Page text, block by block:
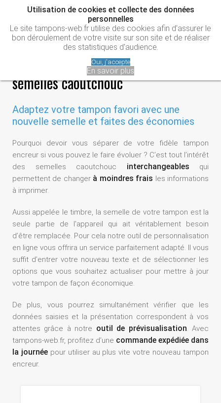
Utilisation de cookies et collecte des données
personnelles
Le site tampons-web.fr utilise des cookies afin d'assurer le
bon déroulement de votre visite sur son site et de réaliser
des statistiques d'audience.
Oui, j'accepte
En savoir plus
Renouveler ses tampons avec les
semelles caoutchouc
Adaptez votre tampon favori avec une
nouvelle semelle et faites des économies
Pourquoi devoir vous séparer de votre fidèle tampon
encreur si vous pouvez le faire évoluer ? C’est tout l’intérêt
des semelles caoutchouc interchangeables qui
permettent de changer à moindres frais les informations
à imprimer.
Aussi appelée le timbre, la semelle de votre tampon est la
seule partie de l'appareil qui ait véritablement besoin
d’être remplacée. Pour cela notre outil de personnalisation
en ligne vous offrira un service parfaitement adapté. Il vous
suffit d’entrer votre nouveau texte et de sélectionner les
options que vous souhaitez actualiser pour mettre à jour
votre tampon de façon économique.
De plus, vous pourrez simultanément vérifier que les
données saisies et la présentation correspondent à vos
attentes grâce à notre outil de prévisualisation. Avec
tampons-web.fr, profitez d’une commande expédiée dans
la journéepour utiliser au plus vite votre nouveau tampon
encreur.